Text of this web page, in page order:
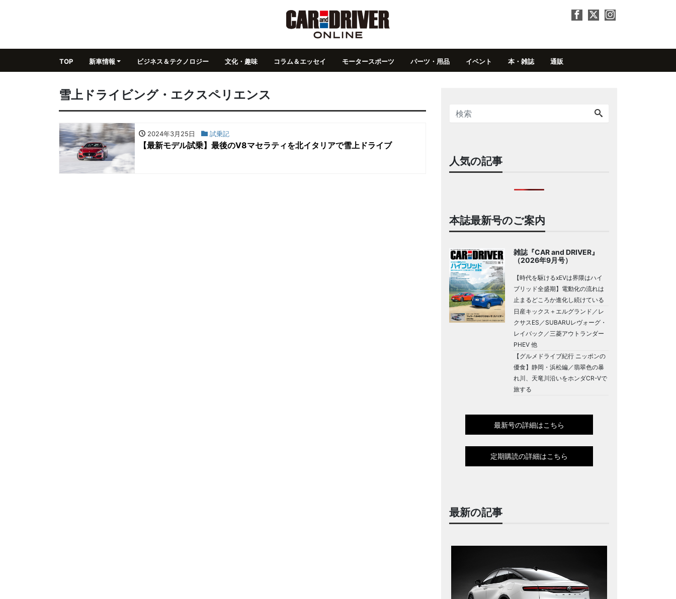
TOP 新車情報 ビジネス＆テクノロジー 文化・趣味 コラム＆エッセイ モータースポーツ パーツ・用品 イベント 本・雑誌 通販
雪上ドライビング・エクスペリエンス
2024年3月25日 試乗記
【最新モデル試乗】最後のV8マセラティを北イタリアで雪上ドライブ
人気の記事
本誌最新号のご案内
雑誌『CAR and DRIVER』
（2026年9月号）
【時代を駆けるxEVは界隈はハイ
ブリッド全盛期】電動化の流れは
止まるどころか進化し続けている
日産キックス＋エルグランド／レ
クサスES／SUBARUレヴォーグ・
レイバック／三菱アウトランダー
PHEV 他
【グルメドライブ紀行 ニッポンの
優食】静岡・浜松編／翡翠色の暴
れ川、天竜川沿いをホンダCR-Vで
旅する
最新号の詳細はこちら
定期購読の詳細はこちら
最新の記事